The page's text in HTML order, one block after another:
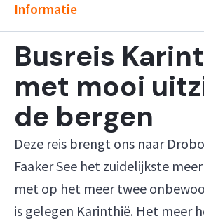
Informatie
Busreis
met mooi
de bergen
Deze reis brengt ons naar
Faaker See het zuidelijkste
met op het meer twee
is gelegen Karinthië. Het meer